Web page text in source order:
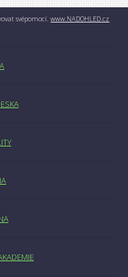
svépomocí.www.NADOHLED.cz